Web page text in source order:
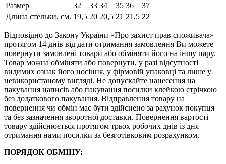
Размер 32 33 34 35 36
37
Длина стельки, см. 19,5 20 20,5 21 21,5 22
Відповідно до Закону України «Про захист прав споживача»
протягом 14 днів від дати отримання замовлення Ви можете
повернути замовлені товари або обміняти його на іншу пару.
Товар можна обміняти або повернути, у разі відсутності
видимих ​​ознак його носіння, у фірмовій упаковці та лише у
невикористаному вигляді. Не допускайте нанесення на
пакування написів або пакування посилки клейкою стрічкою
без додаткового пакування. Відправлення товару на
повернення чи обмін має бути здійснено за рахунок покупця
та без зазначення зворотної доставки. Повернення вартості
товару здійснюється протягом трьох робочих днів із дня
отримання нами посилки за безготівковим розрахунком.
ПОРЯДОК ОБМІНУ: